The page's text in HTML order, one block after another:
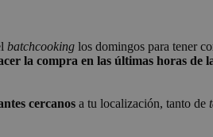
batchcooking los domingos para tener
la compra en las últimas horas de
cercanos a tu localización, tanto de